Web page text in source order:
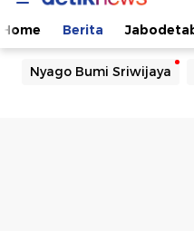
Home Berita
Nyago Bumi Sriwijaya